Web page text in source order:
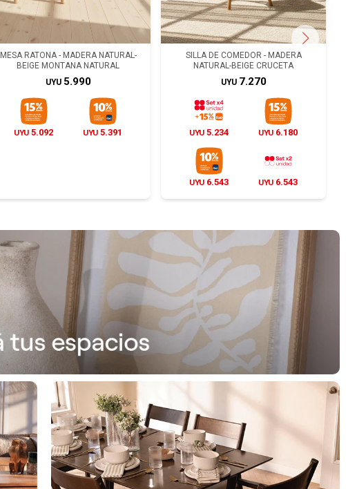
MESA RATONA - MADERA NATURAL-
BEIGE MONTANA NATURAL
UYU 5.990
UYU 5.092 UYU 5.391
SILLA DE COMEDOR - MADERA
NATURAL-BEIGE CRUCETA
UYU 7.270
UYU 5.234 UYU 6.180
UYU 6.543 UYU 6.543